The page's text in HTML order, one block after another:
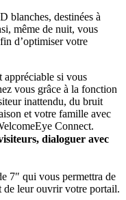
blanches, destinées à
même de nuit, vous
d’optimiser votre
appréciable si vous
vous grâce à la fonction
inattendu, du bruit
et votre famille avec
Connect.
dialoguer avec
7″ qui vous permettra de
de leur ouvrir votre portail.